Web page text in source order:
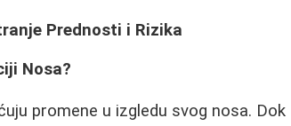
Prednosti i Rizika
Nosa?
promene u izgledu svog nosa.